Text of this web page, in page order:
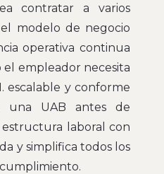
contratar a varios
modelo de negocio
operativa continua
empleador necesita
escalable y conforme
una UAB antes de
laboral con
y simplifica todos los